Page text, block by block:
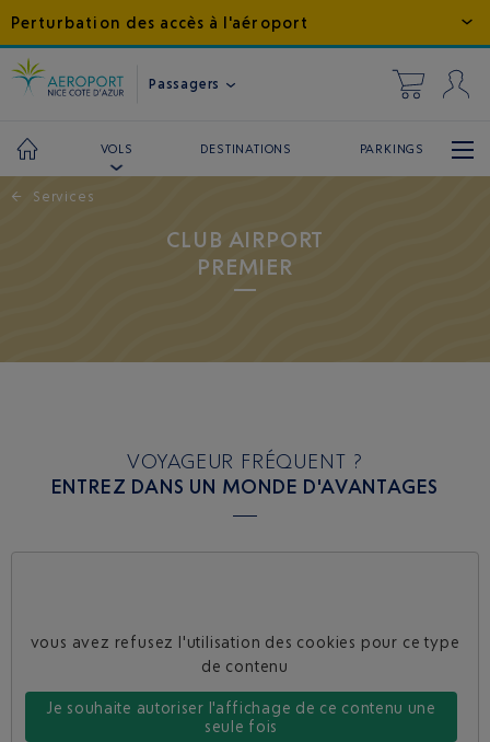
Perturbation des accès à l'aéroport
Passagers
VOLS DESTINATIONS PARKINGS
← Services
CLUB AIRPORT
PREMIER
vous avez refusez l'utilisation des cookies pour ce type
de contenu
Je souhaite autoriser l'affichage de ce contenu une
seule fois
VOYAGEUR FRÉQUENT ?
ENTREZ DANS UN MONDE D'AVANTAGES